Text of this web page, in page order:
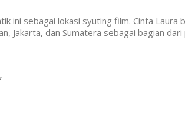
ini sebagai lokasi syuting film. Cinta
Jakarta, dan Sumatera sebagai bagian